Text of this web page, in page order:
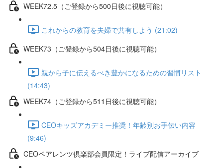
WEEK72.5（ご登録から500日後に視聴可能）
これからの教育を夫婦で共有しよう (21:02)
WEEK73（ご登録から504日後に視聴可能）
親から子に伝えるべき豊かになるための習慣リスト
(14:43)
WEEK74（ご登録から511日後に視聴可能）
CEOキッズアカデミー推奨！年齢別お手伝い内容
(9:46)
CEOペアレンツ倶楽部会員限定！ライブ配信アーカイブ